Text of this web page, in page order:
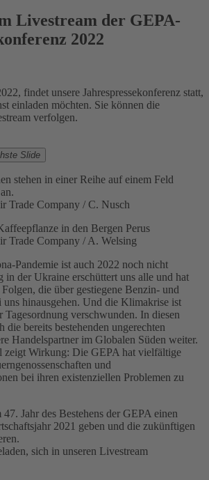
Livestream der GEPA-
2022
findet unsere Jahrespressekonferenz statt,
einladen möchten. Sie können die
verfolgen.
Slide
Trade Company / C. Nusch
Trade Company / A. Welsing
Pandemie ist auch 2022 noch nicht
in der Ukraine erschüttert uns alle und hat
die über gestiegene Benzin- und
uns hinausgehen. Und die Klimakrise ist
Tagesordnung verschwunden. In diesen
die bereits bestehenden ungerechten
Handelspartner im Globalen Süden weiter.
zeigt Wirkung: Die GEPA hat vielfältige
und
bei ihren existenziellen Problemen zu
Jahr des Bestehens der GEPA einen
2021 geben und die zukünftigen
sich in unseren Livestream